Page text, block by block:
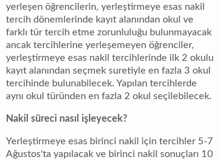
yerleşen öğrencilerin, yerleştirmeye esas nakil
tercih dönemlerinde kayıt alanından okul ve
farklı tür tercih etme zorunluluğu bulunmayacak
ancak tercihlerine yerleşemeyen öğrenciler,
yerleştirmeye esas nakil tercihlerinde ilk 2 okulu
kayıt alanından seçmek suretiyle en fazla 3 okul
tercihinde bulunabilecek. Yapılan tercihlerde
aynı okul türünden en fazla 2 okul seçilebilecek.
Nakil süreci nasıl işleyecek?
Yerleştirmeye esas birinci nakil için tercihler 5-7
Ağustos'ta yapılacak ve birinci nakil sonuçları 10